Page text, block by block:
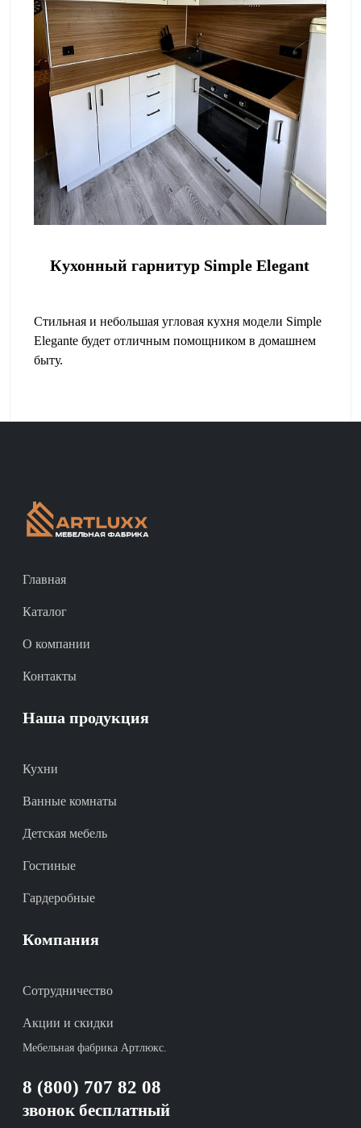
Кухонный гарнитур Simple Elegant
Стильная и небольшая угловая кухня модели Simple
Elegante будет отличным помощником в домашнем
быту.
Главная
Каталог
О компании
Контакты
Наша продукция
Кухни
Ванные комнаты
Детская мебель
Гостиные
Гардеробные
Компания
Сотрудничество
Акции и скидки
Мебельная фабрика Артлюкс.
8 (800) 707 82 08
звонок бесплатный